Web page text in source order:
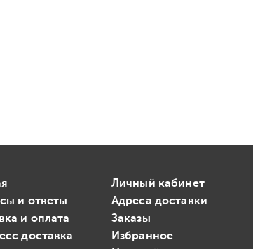
и ответы
и оплата
доставка
Личный кабинет
Адреса доставки
Заказы
Избранное